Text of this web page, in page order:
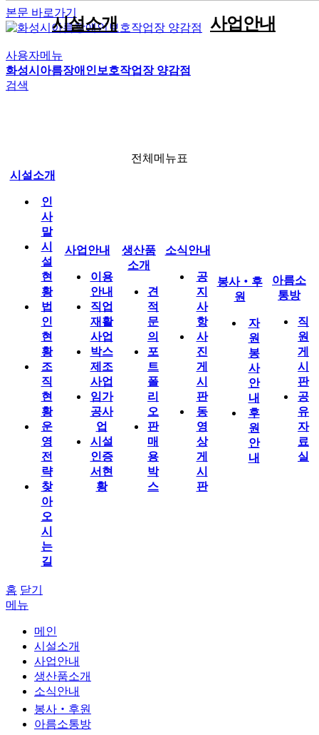
본문 바로가기
사용자메뉴
화성시아름장애인보호작업장 양감점
검색
시설소개
인사말
찾아오시는길
사업안내
견적문의
공지사항
봉사‧후원
자원봉사안내
아름소통방
직원게시판
전체메뉴표
시설소개
인
사
말
시
설
현
황
법
인
현
황
조
직
현
황
운
영
전
략
찾
아
오
시
는
길
사업안내
이용
안내
직업
재활
사업
박스
제조
사업
임가
공사
업
시설
인증
서현
황
생산품
소개
견
적
문
의
포
트
폴
리
오
판
매
용
박
스
소식안내
공
지
사
항
사
진
게
시
판
동
영
상
게
시
판
봉사‧후
원
자
원
봉
사
안
내
후
원
안
내
아름소
통방
직
원
게
시
판
공
유
자
료
실
홈 닫기
메뉴
메인
시설소개
사업안내
생산품소개
소식안내
봉사‧후원
아름소통방